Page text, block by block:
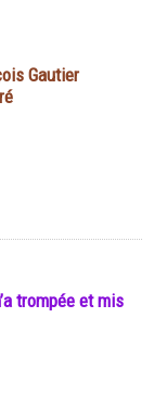
Gautier
trompée et mis